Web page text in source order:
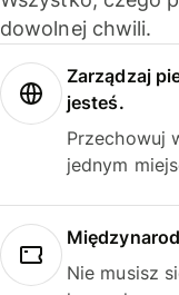
dowolnej chwili.
Zarządzaj
jesteś.
Przechowuj
jednym
Nie musisz